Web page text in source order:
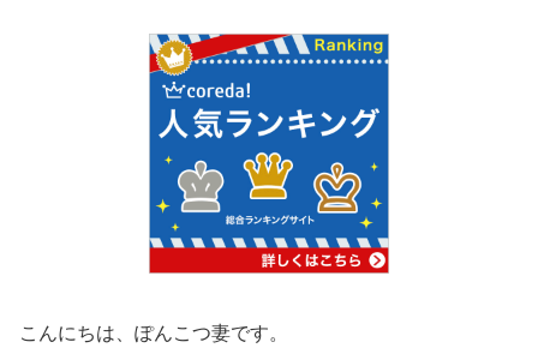
こんにちは、ぽんこつ妻です。